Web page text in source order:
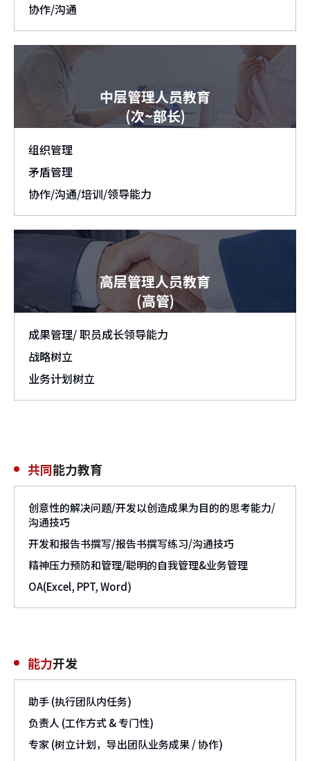
协作/沟通
中层管理人员教育
(次~部长)
组织管理
矛盾管理
协作/沟通/培训/领导能力
高层管理人员教育
(高管)
成果管理/ 职员成长领导能力
战略树立
业务计划树立
共同能力教育
创意性的解决问题/开发以创造成果为目的的思考能力/
沟通技巧
开发和报告书撰写/报告书撰写练习/沟通技巧
精神压力预防和管理/聪明的自我管理&业务管理
OA(Excel, PPT, Word)
能力开发
助手 (执行团队内任务)
负责人 (工作方式 & 专门性)
专家 (树立计划，导出团队业务成果 / 协作)